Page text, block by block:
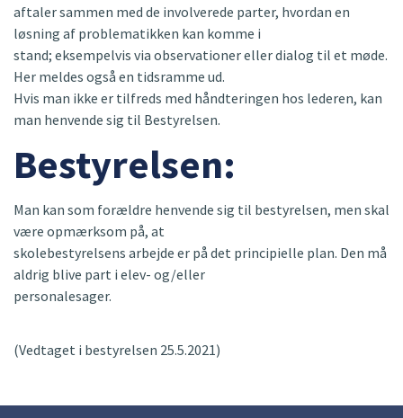
aftaler sammen med de involverede parter, hvordan en
løsning af problematikken kan komme i
stand; eksempelvis via observationer eller dialog til et møde.
Her meldes også en tidsramme ud.
Hvis man ikke er tilfreds med håndteringen hos lederen, kan
man henvende sig til Bestyrelsen.
Bestyrelsen:
Man kan som forældre henvende sig til bestyrelsen, men skal
være opmærksom på, at
skolebestyrelsens arbejde er på det principielle plan. Den må
aldrig blive part i elev- og/eller
personalesager.
(Vedtaget i bestyrelsen 25.5.2021)